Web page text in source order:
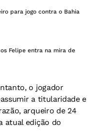
para jogo contra o Bahia
Felipe entra na mira de
o jogador
a titularidade e
arqueiro de 24
atual edição do